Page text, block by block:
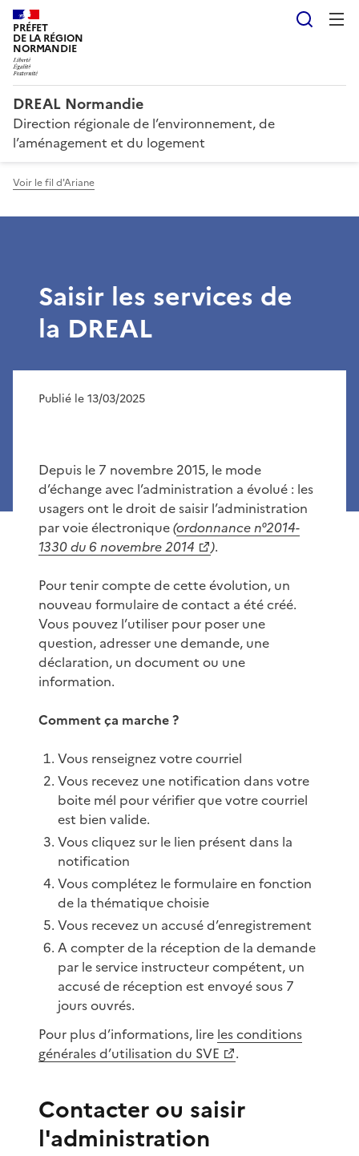
PRÉFET
DE LA RÉGION
NORMANDIE
DREAL Normandie
Direction régionale de l’environnement, de
l’aménagement et du logement
Voir le fil d'Ariane
Saisir les services de
la DREAL
Publié le 13/03/2025
Depuis le 7 novembre 2015, le mode
d’échange avec l’administration a évolué : les
usagers ont le droit de saisir l’administration
par voie électronique(ordonnance n°2014-
1330 du 6 novembre 2014
).
Pour tenir compte de cette évolution, un
nouveau formulaire de contact a été créé.
Vous pouvez l’utiliser pour poser une
question, adresser une demande, une
déclaration, un document ou une
information.
Comment ça marche ?
Vous renseignez votre courriel
Vous recevez une notification dans votre
boite mél pour vérifier que votre courriel
est bien valide.
Vous cliquez sur le lien présent dans la
notification
Vous complétez le formulaire en fonction
de la thématique choisie
Vous recevez un accusé d’enregistrement
A compter de la réception de la demande
par le service instructeur compétent, un
accusé de réception est envoyé sous 7
jours ouvrés.
Pour plus d’informations, lire les conditions
générales d’utilisation du SVE
.
Contacter ou saisir
l'administration